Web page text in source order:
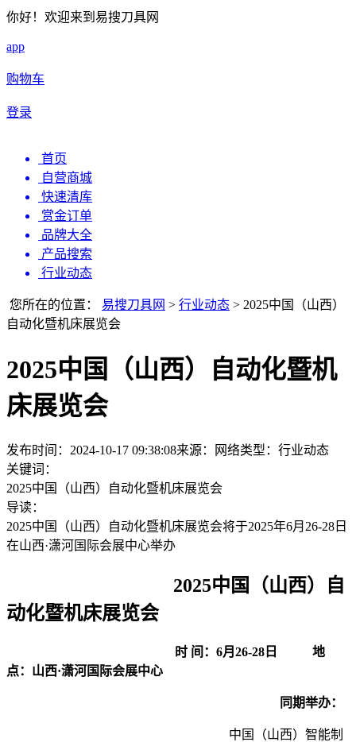
你好！欢迎来到易搜刀具网
app
购物车
登录
首页
自营商城
快速清库
赏金订单
品牌大全
产品搜索
行业动态
您所在的位置： 易搜刀具网 > 行业动态 > 2025中国（山西）
自动化暨机床展览会
2025中国（山西）自动化暨机
床展览会
发布时间：2024-10-17 09:38:08来源：网络类型： 行业动态
关键词：
2025中国（山西）自动化暨机床展览会
导读：
2025中国（山西）自动化暨机床展览会将于2025年6月26-28日
在山西·潇河国际会展中心举办
2025中国（山西）自
动化暨机床展览会
时 间：6月26-28日 地
点：山西·潇河国际会展中心
同期举办：
中国（山西）智能制